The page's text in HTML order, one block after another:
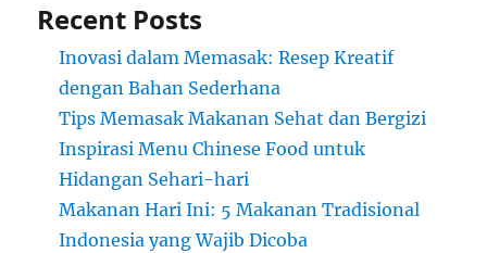
Recent Posts
Inovasi dalam Memasak: Resep Kreatif
dengan Bahan Sederhana
Tips Memasak Makanan Sehat dan Bergizi
Inspirasi Menu Chinese Food untuk
Hidangan Sehari-hari
Makanan Hari Ini: 5 Makanan Tradisional
Indonesia yang Wajib Dicoba